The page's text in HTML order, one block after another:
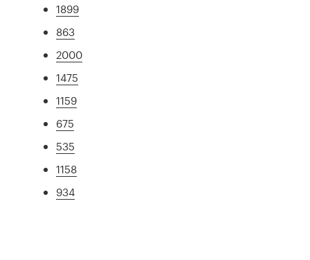
1899
863
2000
1475
1159
675
535
1158
934